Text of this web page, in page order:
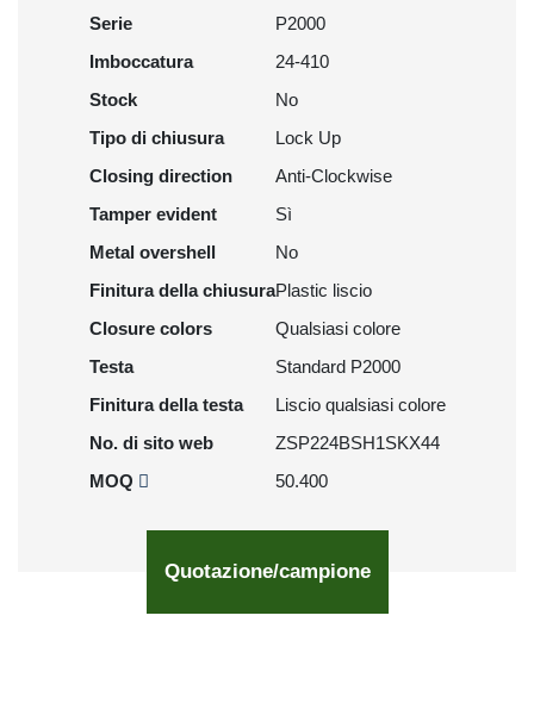
Serie
P2000
Imboccatura
24-410
Stock
No
Tipo di chiusura
Lock Up
Closing direction
Anti-Clockwise
Tamper evident
Sì
Metal overshell
No
Finitura della chiusuraPlastic liscio
Closure colors
Qualsiasi colore
Testa
Standard P2000
Finitura della testa
Liscio qualsiasi colore
No. di sito web
ZSP224BSH1SKX44
MOQ
50.400
Quotazione/campione